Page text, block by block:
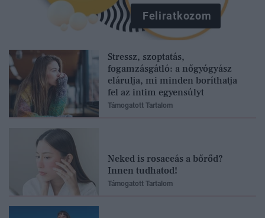
Feliratkozom
Stressz, szoptatás,
fogamzásgátló: a nőgyógyász
elárulja, mi minden boríthatja
fel az intim egyensúlyt
Támogatott Tartalom
Neked is rosaceás a bőrőd?
Innen tudhatod!
Támogatott Tartalom